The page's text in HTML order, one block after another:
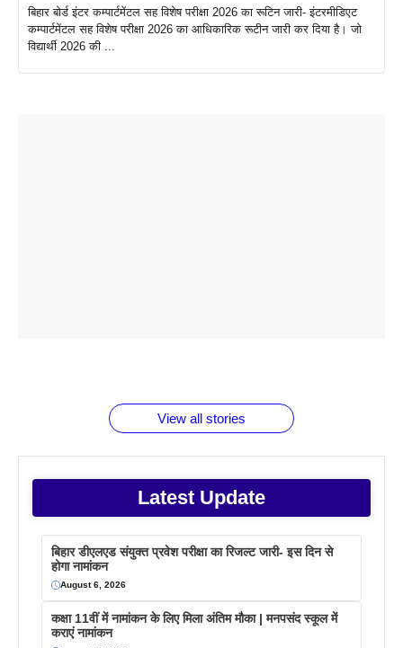
बिहार बोर्ड इंटर कम्पार्टमेंटल सह विशेष परीक्षा 2026 का रूटिन जारी- इंटरमीडिएट
कम्पार्टमेंटल सह विशेष परीक्षा 2026 का आधिकारिक रूटीन जारी कर दिया है। जो
विद्यार्थी 2026 की ...
View all stories
Latest Update
बिहार डीएलएड संयुक्त प्रवेश परीक्षा का रिजल्ट जारी- इस दिन से
होगा नामांकन
August 6, 2026
कक्षा 11वीं में नामांकन के लिए मिला अंतिम मौका | मनपसंद स्कूल में
कराएं नामांकन